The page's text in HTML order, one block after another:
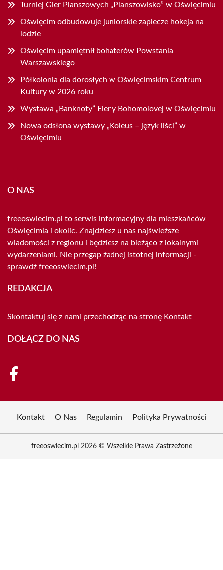
Turniej Gier Planszowych „Planszowisko” w Oświęcimiu
Oświęcim odbudowuje juniorskie zaplecze hokeja na
lodzie
Oświęcim upamiętnił bohaterów Powstania
Warszawskiego
Półkolonia dla dorosłych w Oświęcimskim Centrum
Kultury w 2026 roku
Wystawa „Banknoty” Eleny Bohomolovej w Oświęcimiu
Nowa odsłona wystawy „Koleus – język liści” w
Oświęcimiu
O NAS
freeoswiecim.pl to serwis informacyjny dla mieszkańców
Oświęcimia i okolic. Znajdziesz u nas najświeższe
wiadomości z regionu i będziesz na bieżąco z lokalnymi
wydarzeniami. Nie przegap żadnej istotnej informacji -
sprawdź freeoswiecim.pl!
REDAKCJA
Skontaktuj się z nami przechodząc na stronę Kontakt
DOŁĄCZ DO NAS
Kontakt O Nas Regulamin Polityka Prywatności
freeoswiecim.pl 2026 © Wszelkie Prawa Zastrzeżone